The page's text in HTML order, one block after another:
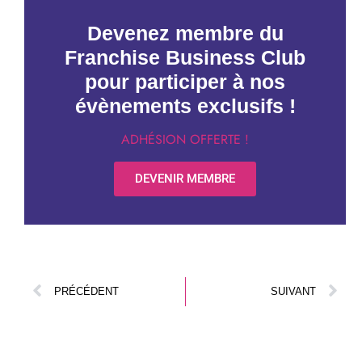
Devenez membre du
Franchise Business Club
pour participer à nos
évènements exclusifs !
ADHÉSION OFFERTE !
DEVENIR MEMBRE
PRÉCÉDENT SUIVANT